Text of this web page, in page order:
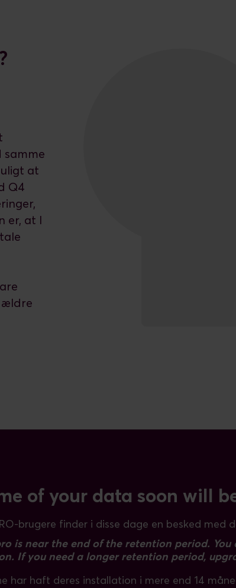
samme
at
Q4
at I
ældre
of your data soon will
brugere finder i disse dage en besked med
is near the end of the retention period.
If you need a longer retention period,
har haft deres installation i mere end 14